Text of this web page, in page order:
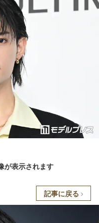
が表示されます
記事に戻る